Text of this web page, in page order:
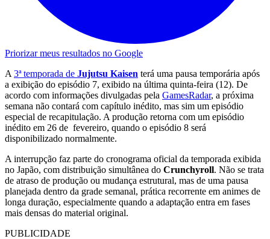
Priorizar meus resultados no Google
A 3ª temporada de Jujutsu Kaisen terá uma pausa temporária após
a exibição do episódio 7, exibido na última quinta-feira (12). De
acordo com informações divulgadas pela GamesRadar, a próxima
semana não contará com capítulo inédito, mas sim um episódio
especial de recapitulação. A produção retorna com um episódio
inédito em 26 de fevereiro, quando o episódio 8 será
disponibilizado normalmente.
A interrupção faz parte do cronograma oficial da temporada exibida
no Japão, com distribuição simultânea do Crunchyroll. Não se trata
de atraso de produção ou mudança estrutural, mas de uma pausa
planejada dentro da grade semanal, prática recorrente em animes de
longa duração, especialmente quando a adaptação entra em fases
mais densas do material original.
PUBLICIDADE